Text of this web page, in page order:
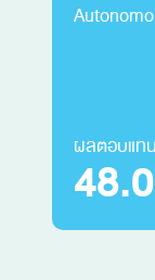
ผลตอบแท